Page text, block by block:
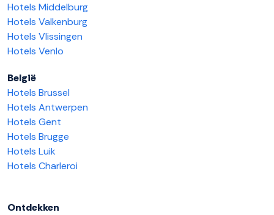
Hotels Middelburg
Hotels Valkenburg
Hotels Vlissingen
Hotels Venlo
België
Hotels Brussel
Hotels Antwerpen
Hotels Gent
Hotels Brugge
Hotels Luik
Hotels Charleroi
Ontdekken